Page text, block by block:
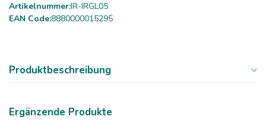
Artikelnummer:IR-IRGL05
EAN Code:8880000015295
Produktbeschreibung
Ergänzende Produkte